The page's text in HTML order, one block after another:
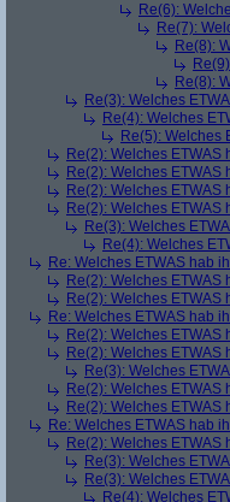
Re(6):
Re(7):
Re(8):
Re(8):
Re(3): Welches
Re(4): Welches
Re(5): Welches
Re(2): Welches ETWAS
Re(2): Welches ETWAS
Re(2): Welches ETWAS
Re(2): Welches ETWAS
Re(3): Welches
Re(4): Welches
Re: Welches ETWAS hab
Re(2): Welches ETWAS
Re(2): Welches ETWAS
Re: Welches ETWAS hab
Re(2): Welches ETWAS
Re(2): Welches ETWAS
Re(3): Welches
Re(2): Welches ETWAS
Re(2): Welches ETWAS
Re: Welches ETWAS hab
Re(2): Welches ETWAS
Re(3): Welches
Re(3): Welches
Re(4): Welches